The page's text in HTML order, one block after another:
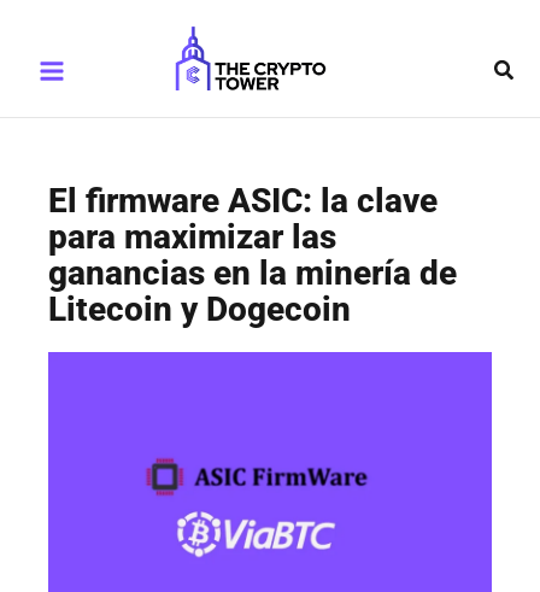
contenido
Menu
El firmware ASIC: la clave
para maximizar las
ganancias en la minería de
Litecoin y Dogecoin